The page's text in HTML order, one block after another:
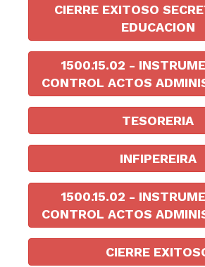
CIERRE EXITOSO
EDUCACION
1500.15.02 -
CONTROL ACTOS
TESORERIA
INFIPEREIRA
1500.15.02 -
CONTROL ACTOS
CIERRE